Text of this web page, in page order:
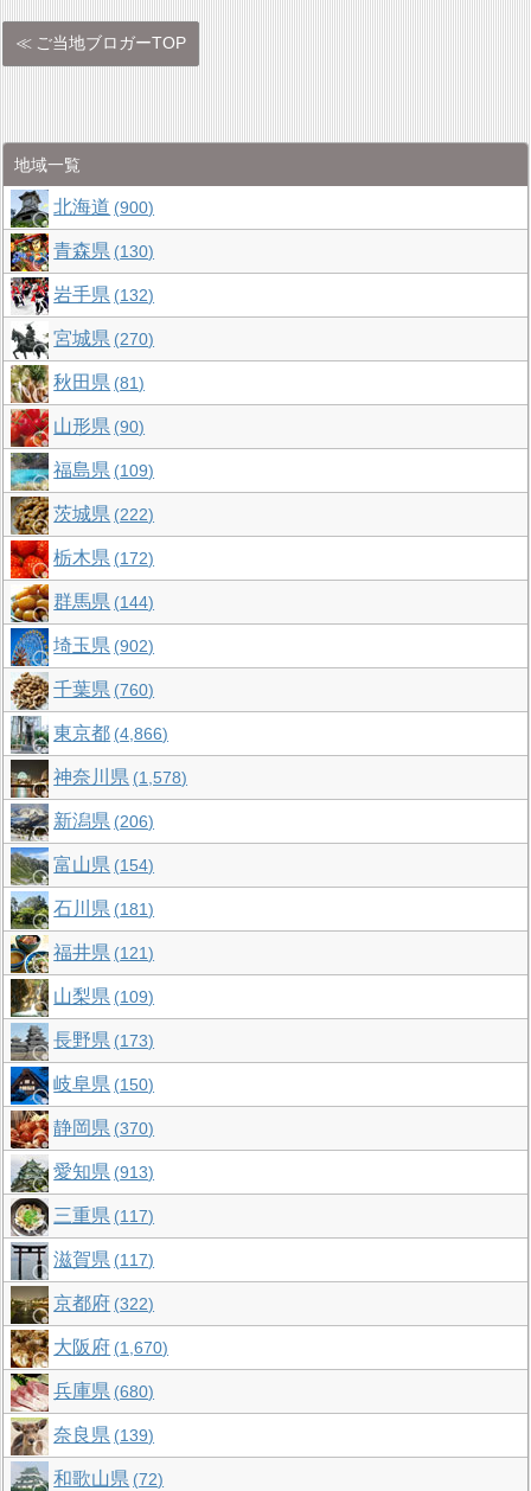
ご当地ブロガーTOP
地域一覧
北海道 900
青森県 130
岩手県 132
宮城県 270
秋田県 81
山形県 90
福島県 109
茨城県 222
栃木県 172
群馬県 144
埼玉県 902
千葉県 760
東京都 4,866
神奈川県 1,578
新潟県 206
富山県 154
石川県 181
福井県 121
山梨県 109
長野県 173
岐阜県 150
静岡県 370
愛知県 913
三重県 117
滋賀県 117
京都府 322
大阪府 1,670
兵庫県 680
奈良県 139
和歌山県 72